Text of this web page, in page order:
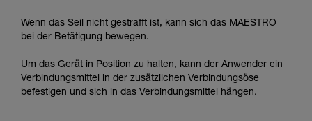
Wenn das Seil nicht gestrafft ist, kann sich das MAESTRO
bei der Betätigung bewegen.
Um das Gerät in Position zu halten, kann der Anwender ein
Verbindungsmittel in der zusätzlichen Verbindungsöse
befestigen und sich in das Verbindungsmittel hängen.